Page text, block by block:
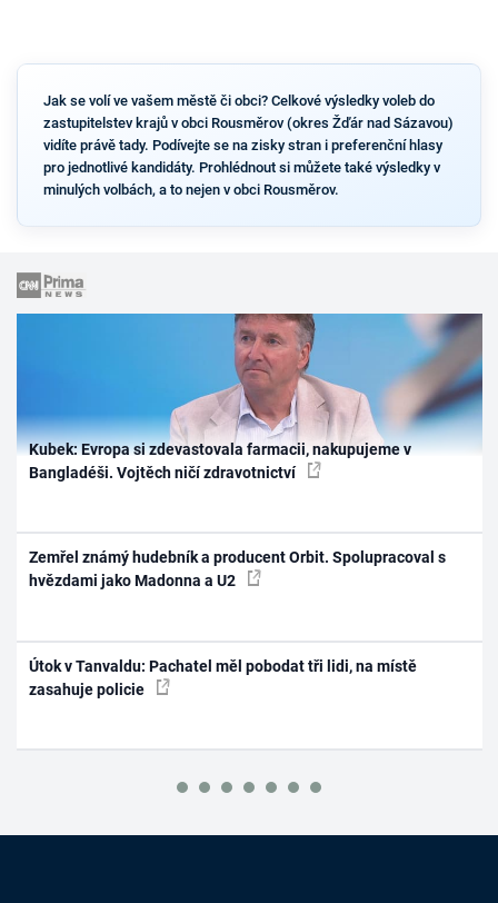
Jak se volí ve vašem městě či obci? Celkové výsledky voleb do
zastupitelstev krajů v obci Rousměrov (okres Žďár nad Sázavou)
vidíte právě tady. Podívejte se na zisky stran i preferenční hlasy
pro jednotlivé kandidáty. Prohlédnout si můžete také výsledky v
minulých volbách, a to nejen v obci Rousměrov.
Kubek: Evropa si zdevastovala farmacii, nakupujeme v
Bangladéši. Vojtěch ničí zdravotnictví
Zemřel známý hudebník a producent Orbit. Spolupracoval s
hvězdami jako Madonna a U2
Útok v Tanvaldu: Pachatel měl pobodat tři lidi, na místě
zasahuje policie